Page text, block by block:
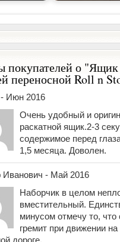
покупателей о "Ящик
переносной Roll n
Июн 2016
Очень удобный и
раскатной ящик.2-3
содержимое перед
1,5 месяца. Доволен.
Иванович - Май 2016
Наборчик в целом
вместительный.
минусом отмечу то, что
гремит при движении